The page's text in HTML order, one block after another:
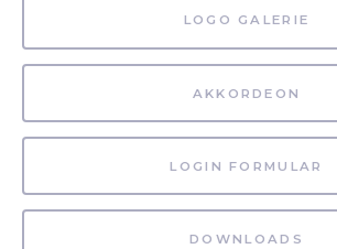
LOGO GALERIE
AKKORDEON
LOGIN FORMULAR
DOWNLOADS